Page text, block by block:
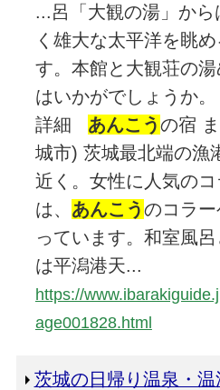
...呂「大観の湯」か
く雄大な太平洋を眺
す。本館と大観荘の
はいかがでしょうか
詳細 あんこうの宿
城市) 茨城最北端の漁
近く。女性に人気の
は、 あんこうのコラ
っています。和室風
は平潟港天...
https://
age001828.html
茨城の日帰り温泉・温